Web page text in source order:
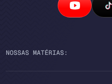
NOSSAS MATÉRIAS: